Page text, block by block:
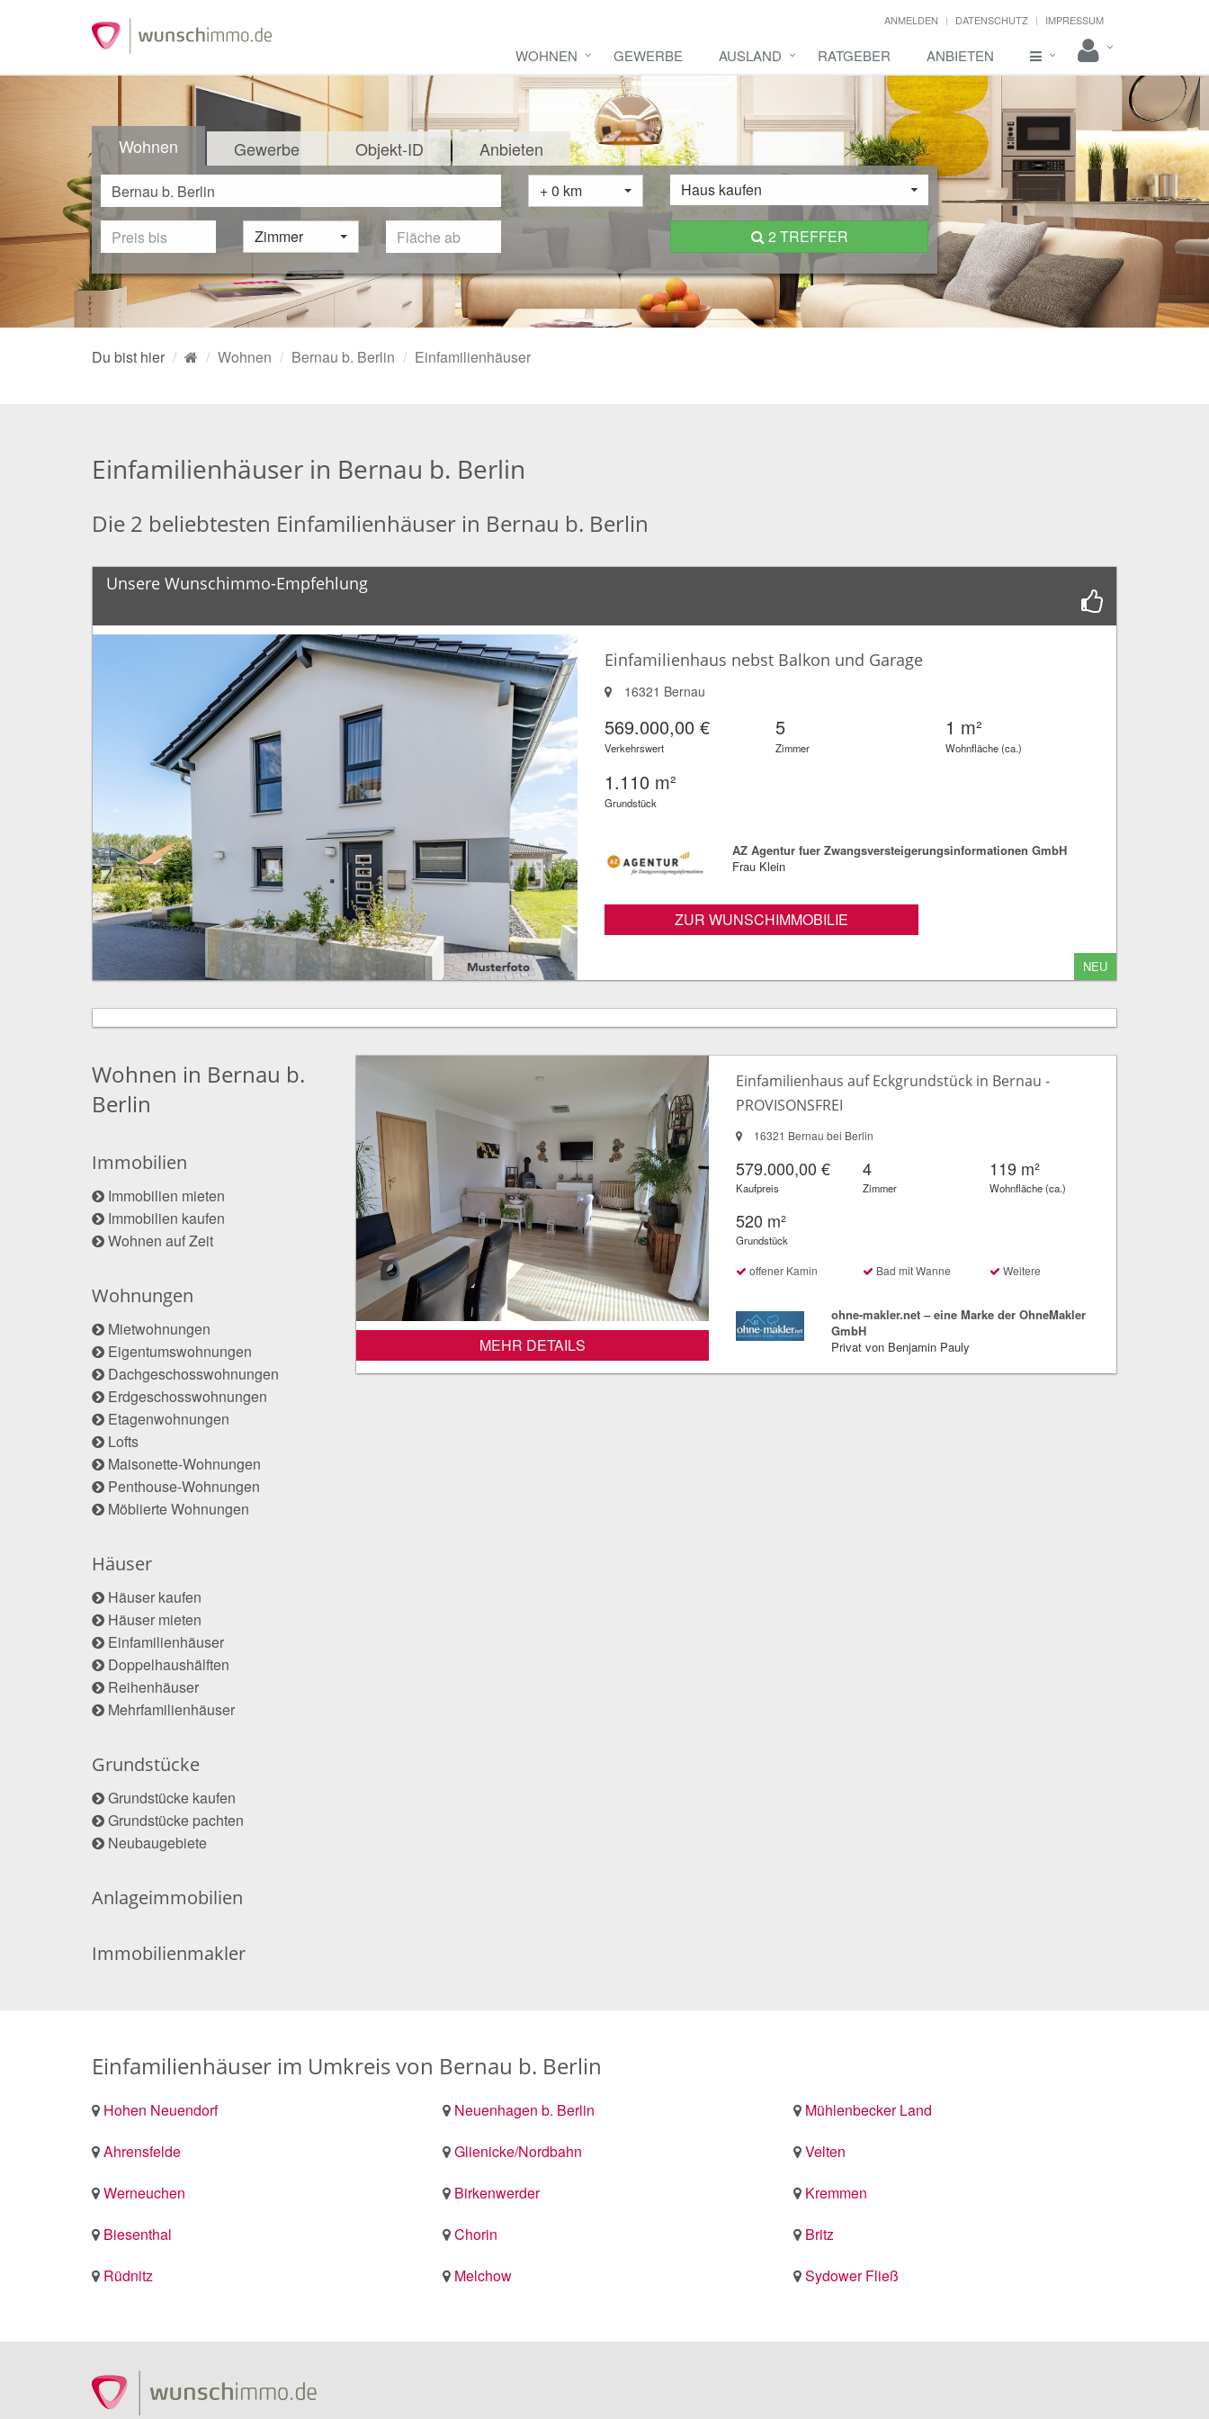
ANMELDEN DATENSCHUTZ IMPRESSUM
WOHNEN GEWERBE AUSLAND RATGEBER ANBIETEN
Wohnen Gewerbe Objekt-ID Anbieten
+ 0 km Haus kaufen
Zimmer 2 TREFFER
Du bist hier Wohnen Bernau b. Berlin Einfamilienhäuser
Einfamilienhäuser in Bernau b. Berlin
Die 2 beliebtesten Einfamilienhäuser in Bernau b. Berlin
Unsere Wunschimmo-Empfehlung
Einfamilienhaus nebst Balkon und Garage
16321 Bernau
569.000,00 €
Verkehrswert
5
Zimmer
1 m²
Wohnfläche (ca.)
1.110 m²
Grundstück
AZ Agentur fuer Zwangsversteigerungsinformationen GmbH
Frau Klein
ZUR WUNSCHIMMOBILIE
NEU
Wohnen in Bernau b.
Berlin
Immobilien
Immobilien mieten
Immobilien kaufen
Wohnen auf Zeit
Wohnungen
Mietwohnungen
Eigentumswohnungen
Dachgeschosswohnungen
Erdgeschosswohnungen
Etagenwohnungen
Lofts
Maisonette-Wohnungen
Penthouse-Wohnungen
Möblierte Wohnungen
Häuser
Häuser kaufen
Häuser mieten
Einfamilienhäuser
Doppelhaushälften
Reihenhäuser
Mehrfamilienhäuser
Grundstücke
Grundstücke kaufen
Grundstücke pachten
Neubaugebiete
Anlageimmobilien
Immobilienmakler
MEHR DETAILS
Einfamilienhaus auf Eckgrundstück in Bernau -
PROVISONSFREI
16321 Bernau bei Berlin
579.000,00 €
Kaufpreis
4
Zimmer
119 m²
Wohnfläche (ca.)
520 m²
Grundstück
offener Kamin Bad mit Wanne Weitere
ohne-makler.net – eine Marke der OhneMakler
GmbH
Privat von Benjamin Pauly
Einfamilienhäuser im Umkreis von Bernau b. Berlin
Hohen Neuendorf Neuenhagen b. Berlin
Mühlenbecker Land
Ahrensfelde
Glienicke/Nordbahn
Velten
Werneuchen
Birkenwerder
Kremmen
Biesenthal
Chorin
Britz
Rüdnitz
Melchow Sydower Fließ